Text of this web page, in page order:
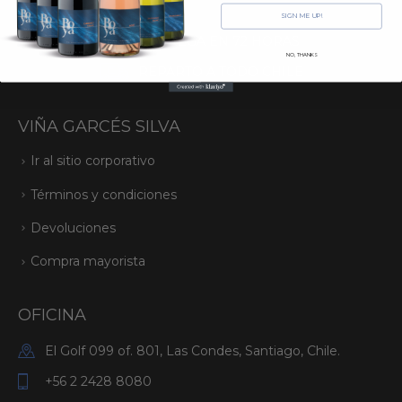
ENTREGA EN 72 HORAS
VIÑA GARCÉS SILVA
Ir al sitio corporativo
Términos y condiciones
Devoluciones
Compra mayorista
OFICINA
El Golf 099 of. 801, Las Condes, Santiago, Chile.
+56 2 2428 8080
SIGN ME UP!
NO, THANKS